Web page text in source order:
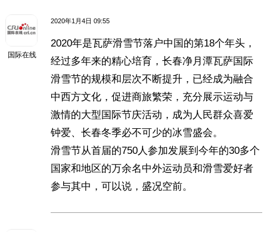
国际在线
2020年1月4日 09:55
2020年是瓦萨滑雪节落户中国的第18个年头，
经过多年来的精心培育，长春净月潭瓦萨国际
滑雪节的规模和层次不断提升，已经成为融合
中西方文化，促进商旅繁荣，充分展示运动与
激情的大型国际节庆活动，成为人民群众喜爱
钟爱、长春冬季必不可少的冰雪盛会。
滑雪节从首届的750人参加发展到今年的30多个
国家和地区的万余名中外运动员和滑雪爱好者
参与其中，可以说，盛况空前。